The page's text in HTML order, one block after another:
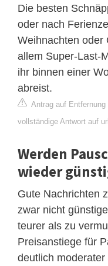
Die besten
oder nach
Weihnachten oder
allem Super-Last-
ihr binnen einer
abreist.
Antrag auf Entfernung
vollständige Antwort auf
Werden
wieder
Gute Nachrichten
zwar nicht
teurer als zu
Preisanstiege für
deutlich